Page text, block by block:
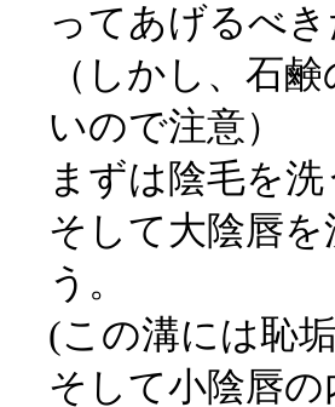
ってあげるべき
（しかし、石
いので注意）
まずは陰毛を
そして大陰唇
う。
(この溝には恥
そして小陰唇